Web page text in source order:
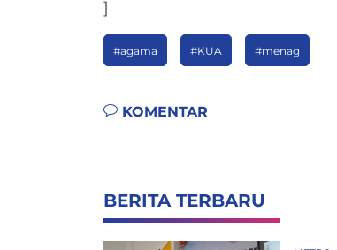
]
#agama #KUA #menag
KOMENTAR
BERITA TERBARU